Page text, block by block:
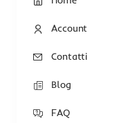
Account
Contatti
Blog
FAQ